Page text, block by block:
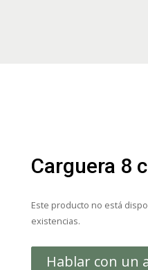
Carguera 8
Este producto no está
existencias.
Hablar con un